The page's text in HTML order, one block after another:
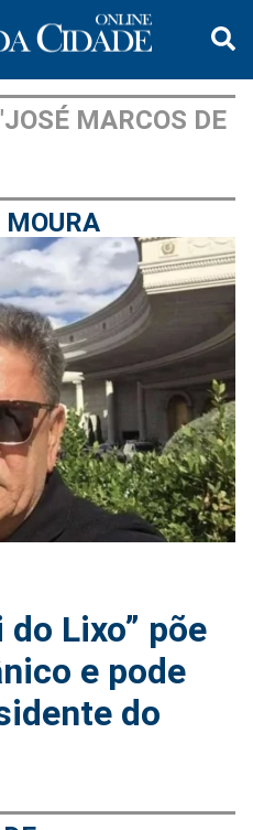
MARCOS DE
MOURA
do Lixo” põe
e pode
do